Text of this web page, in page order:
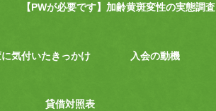
【PWが必要です】加齢黄斑変性の実態調査
気付いたきっかけ 入会の動機
貸借対照表